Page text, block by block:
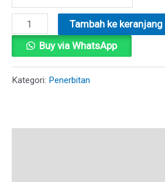
Kuantitas
HaKI
(Hak
atas
Tambah ke keranjang
Buy via WhatsApp
Kategori: Penerbitan